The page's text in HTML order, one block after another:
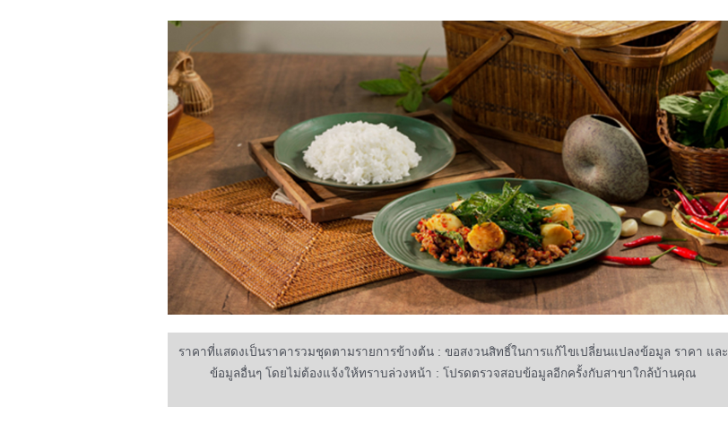
ราคาที่แสดงเป็นราคารวมชุดตามรายการข้างต้น : ขอสงวนสิทธิ์ในการแก้ไขเปลี่ยนแปลงข้อมูล ราคา และ
ข้อมูลอื่นๆ โดยไม่ต้องแจ้งให้ทราบล่วงหน้า : โปรดตรวจสอบข้อมูลอีกครั้งกับสาขาใกล้บ้านคุณ